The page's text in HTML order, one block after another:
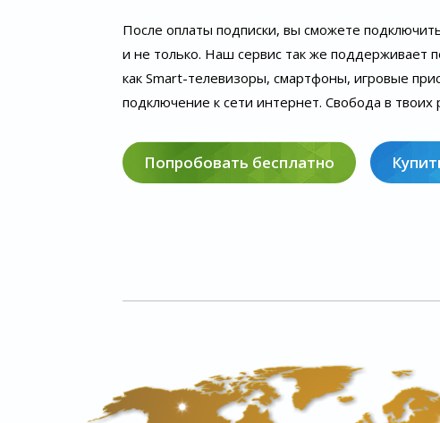
После оплаты подписки, вы сможете
и не только. Наш сервис так же поддерживает
как Smart-телевизоры, смартфоны, игровые
подключение к сети интернет. Свобода в твоих
Попробовать бесплатно